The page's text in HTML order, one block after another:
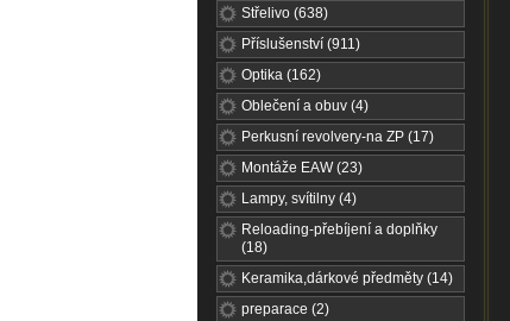
Střelivo (638)
Příslušenství (911)
Optika (162)
Oblečení a obuv (4)
Perkusní revolvery-na ZP (17)
Montáže EAW (23)
Lampy, svítilny (4)
Reloading-přebíjení a doplňky
(18)
Keramika,dárkové předměty (14)
preparace (2)